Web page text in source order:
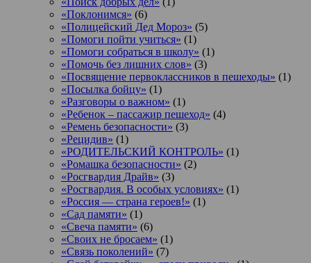
«Поклонимся» (6)
«Полицейский Дед Мороз» (5)
«Помоги пойти учиться» (1)
«Помоги собраться в школу» (1)
«Помочь без лишних слов» (3)
«Посвящение первоклассников в пешеходы» (1)
«Посылка бойцу» (1)
«Разговоры о важном» (1)
«Ребенок – пассажир пешеход» (4)
«Ремень безопасности» (3)
«Рецидив» (1)
«РОДИТЕЛЬСКИЙ КОНТРОЛЬ» (1)
«Ромашка безопасности» (2)
«Росгвардия Драйв» (3)
«Росгвардия. В особых условиях» (1)
«Россия — страна героев!» (1)
«Сад памяти» (1)
«Свеча памяти» (6)
«Своих не бросаем» (1)
«Связь поколений» (7)